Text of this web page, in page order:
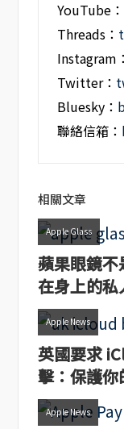
YouTube：
Threads：
Instagram：
Twitter：
Bluesky：
聯絡信箱：
相關文章
Apple Glass
蘋果眼鏡
在身上的
Apple News
英國要求
擊：保護
Apple News